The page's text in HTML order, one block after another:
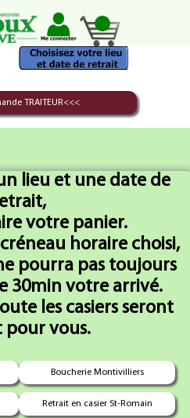
TRAITEUR<<<
lieu et une date de
votre panier.
horaire choisi,
pourra pas toujours
30min votre arrivé.
les casiers seront
pour vous.
Boucherie Montivilliers
Retrait en casier St-Romain
- 2 Rôti de Porc Filet
de 1Kg
19.95 €